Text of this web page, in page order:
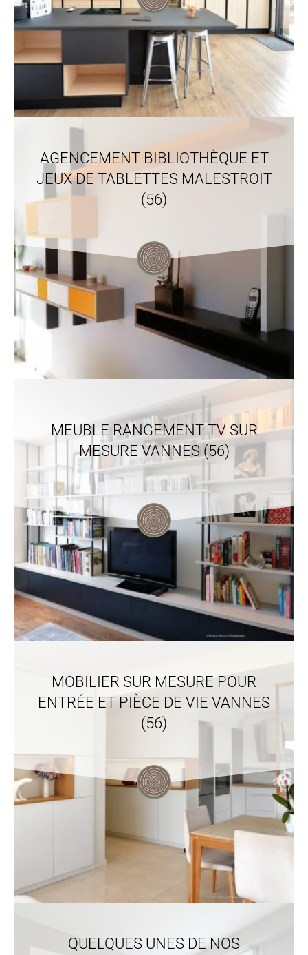
AGENCEMENT BIBLIOTHÈQUE ET
JEUX DE TABLETTES MALESTROIT
(56)
MEUBLE RANGEMENT TV SUR
MESURE VANNES (56)
MOBILIER SUR MESURE POUR
ENTRÉE ET PIÈCE DE VIE VANNES
(56)
QUELQUES UNES DE NOS